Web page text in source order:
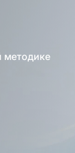
методике